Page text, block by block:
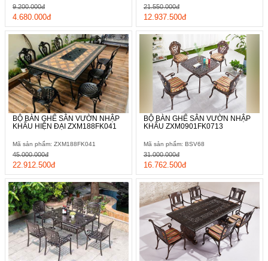
4.680.000đ
9.200.000đ
12.937.500đ
21.550.000đ
BỘ BÀN GHẾ SÂN VƯỜN NHẬP
KHẨU HIỆN ĐẠI ZXM188FK041
Mã sản phẩm: ZXM188FK041
22.912.500đ
45.000.000đ
BỘ BÀN GHẾ SÂN VƯỜN NHẬP
KHẨU ZXM0901FK0713
Mã sản phẩm: BSV68
16.762.500đ
31.000.000đ